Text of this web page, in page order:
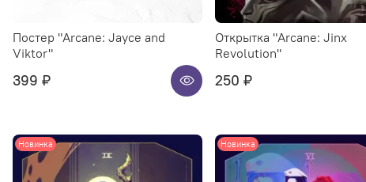
Постер "Arcane: Jayce and
Viktor"
399 ₽
Открытка "Arcane: Jinx
Revolution"
250 ₽
Новинка Новинка